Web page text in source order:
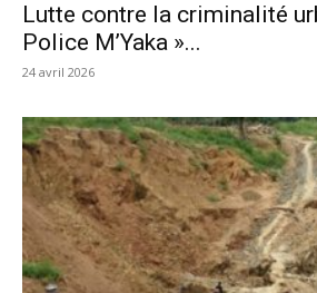
Lutte contre la criminalité
Police M’Yaka »...
24 avril 2026